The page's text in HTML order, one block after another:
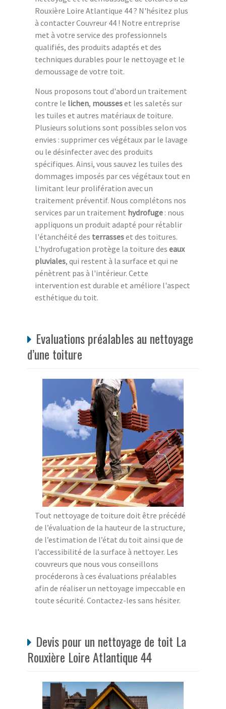
Rouxière Loire Atlantique 44 ? N'hésitez plus
à contacter Couvreur 44 ! Notre entreprise
met à votre service des professionnels
qualifiés, des produits adaptés et des
techniques durables pour le nettoyage et le
demoussage de votre toit.
Nous proposons tout d'abord un traitement
contre le lichen, mousseset les saletés sur
les tuiles et autres matériaux de toiture.
Plusieurs solutions sont possibles selon vos
envies : supprimer ces végétaux par le lavage
ou le désinfecter avec des produits
spécifiques. Ainsi, vous sauvez les tuiles des
dommages imposés par ces végétaux tout en
limitant leur prolifération avec un
traitement préventif. Nous complétons nos
services par un traitement hydrofuge : nous
appliquons un produit adapté pour rétablir
l'étanchéité des terrasseset des toitures.
L'hydrofugation protège la toiture des eaux
pluviales, qui restent à la surface et qui ne
pénètrent pas à l'intérieur. Cette
intervention est durable et améliore l'aspect
esthétique du toit.
Evaluations préalables au nettoyage
d’une toiture
Tout nettoyage de toiture doit être précédé
de l’évaluation de la hauteur de la structure,
de l’estimation de l’état du toit ainsi que de
l’accessibilité de la surface à nettoyer. Les
couvreurs que nous vous conseillons
procéderons à ces évaluations préalables
afin de réaliser un nettoyage impeccable en
toute sécurité. Contactez-les sans hésiter.
Devis pour un nettoyage de toit La
Rouxière Loire Atlantique 44